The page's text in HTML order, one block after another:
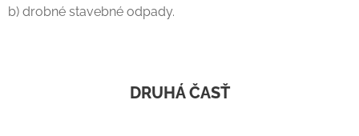
b) drobné stavebné odpady.
DRUHÁ ČASŤ